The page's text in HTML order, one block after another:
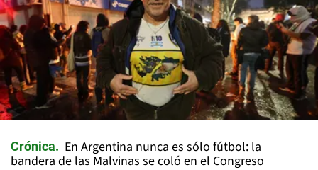
Crónica
En Argentina nunca es sólo fútbol: la
bandera de las Malvinas se coló en el Congreso